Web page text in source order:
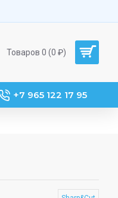
Товаров 0 (0 ₽)
+7 965 122 17 95